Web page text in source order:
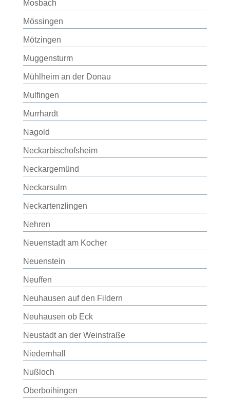
Mosbach
Mössingen
Mötzingen
Muggensturm
Mühlheim an der Donau
Mulfingen
Murrhardt
Nagold
Neckarbischofsheim
Neckargemünd
Neckarsulm
Neckartenzlingen
Nehren
Neuenstadt am Kocher
Neuenstein
Neuffen
Neuhausen auf den Fildern
Neuhausen ob Eck
Neustadt an der Weinstraße
Niedernhall
Nußloch
Oberboihingen